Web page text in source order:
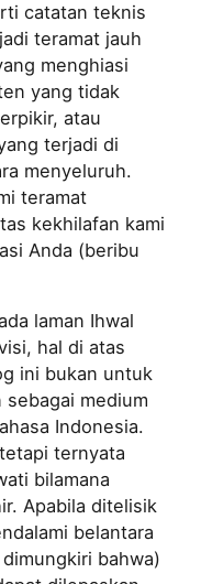
catatan teknis
teramat jauh
menghiasi
yang tidak
atau
terjadi di
menyeluruh.
teramat
kekhilafan kami
Anda (beribu
laman Ihwal
hal di atas
ini bukan untuk
medium
Indonesia.
ternyata
bilamana
Apabila ditelisik
belantara
bahwa)